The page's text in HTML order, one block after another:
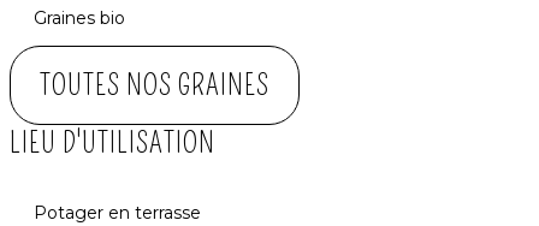
Graines bio
TOUTES NOS GRAINES
LIEU D'UTILISATION
Potager en terrasse